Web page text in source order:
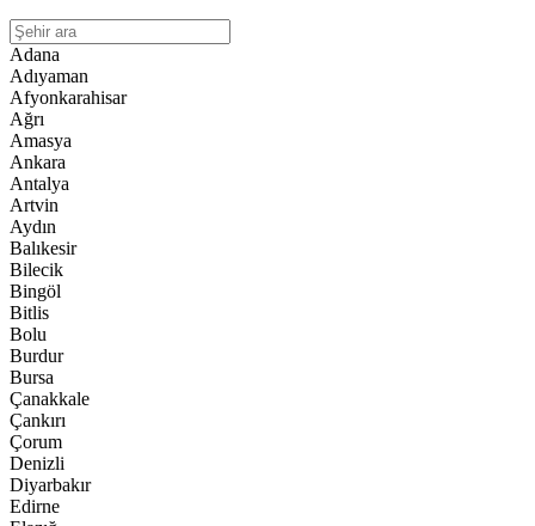
Adana
Adıyaman
Afyonkarahisar
Ağrı
Amasya
Ankara
Antalya
Artvin
Aydın
Balıkesir
Bilecik
Bingöl
Bitlis
Bolu
Burdur
Bursa
Çanakkale
Çankırı
Çorum
Denizli
Diyarbakır
Edirne